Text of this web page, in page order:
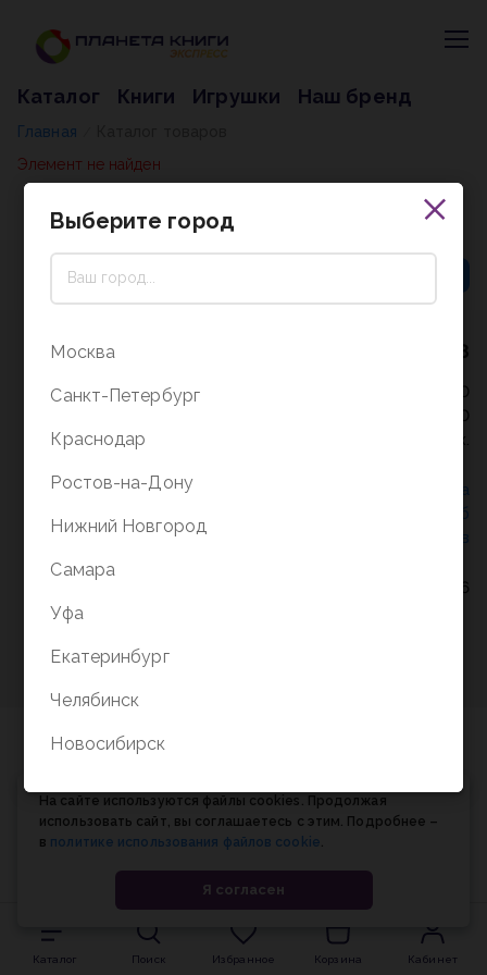
Каталог Книги Игрушки Наш бренд
Главная
Элемент не найден
8 (800) 5000-338
Режим работы - 9:30-20:00
в выходные и праздники - 10:00-19:00
без перерыва и выходных.
Политика конфиденциальности
СОГЛАСИЕ на
Соглашение об
использовании cookie-файлов
© Планета книги, 1998-2026
Каталог Поиск Избранное Корзина Кабинет
На сайте используются файлы cookies. Продолжая
использовать сайт, вы соглашаетесь с этим. Подробнее –
в политике использования файлов cookie.
Я согласен
Выберите город
Москва
Санкт-Петербург
Краснодар
Ростов-на-Дону
Нижний Новгород
Самара
Уфа
Екатеринбург
Челябинск
Новосибирск